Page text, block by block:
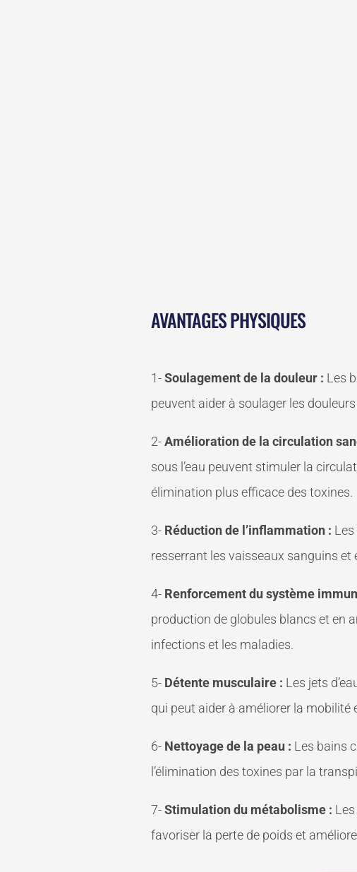
AVANTAGES PHYSIQUES
1-Soulagement de la douleur : Les
peuvent aider à soulager les
2-Amélioration de la circulation
sous l’eau peuvent stimuler la
élimination plus efficace des toxines.
3- Réduction de l’inflammation :
resserrant les vaisseaux sanguins
4- Renforcement du système
production de globules blancs et en
infections et les maladies.
5- Détente musculaire : Les jets
qui peut aider à améliorer la mobilité
6- Nettoyage de la peau : Les bains
l’élimination des toxines par la
7-Stimulation du métabolisme :
favoriser la perte de poids et